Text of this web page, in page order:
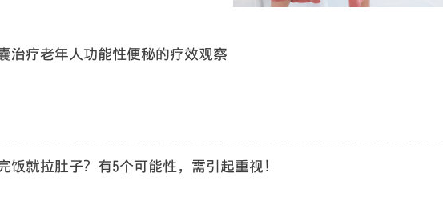
治疗老年人功能性便秘的疗效观察
饭就拉肚子？有5个可能性，需引起重视！